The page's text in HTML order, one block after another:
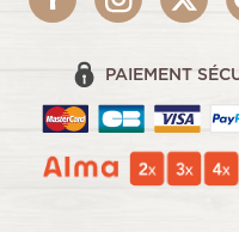
PAIEMENT